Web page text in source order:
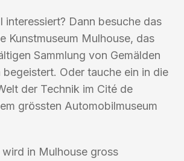
interessiert? Dann besuche das
Kunstmuseum Mulhouse, das
Sammlung von Gemälden
begeistert. Oder tauche ein in die
der Technik im Cité de
grössten Automobilmuseum
in Mulhouse gross